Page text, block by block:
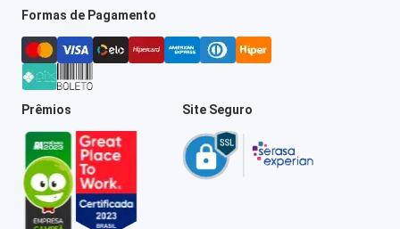
Formas de Pagamento
Prêmios Site Seguro